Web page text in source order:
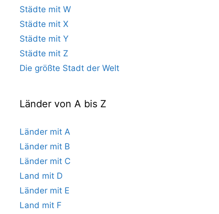
Städte mit W
Städte mit X
Städte mit Y
Städte mit Z
Die größte Stadt der Welt
Länder von A bis Z
Länder mit A
Länder mit B
Länder mit C
Land mit D
Länder mit E
Land mit F